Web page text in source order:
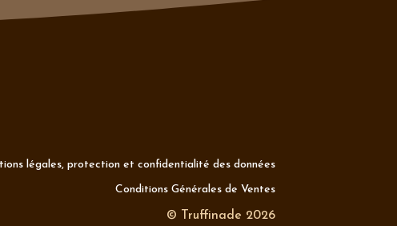
légales, protection et confidentialité des données
Conditions Générales de Ventes
© Truffinade 2026